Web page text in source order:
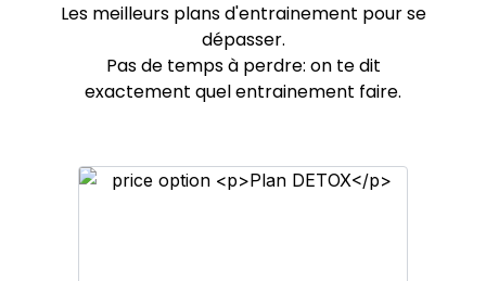
Les meilleurs plans d'entrainement pour se
dépasser.
Pas de temps à perdre: on te dit
exactement quel entrainement faire.